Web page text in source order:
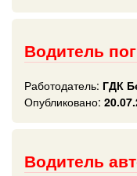
Водитель
Работодатель: ГДК
Опубликовано:
Водитель